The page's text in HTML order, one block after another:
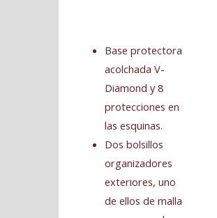
Base protectora
acolchada V-
Diamond y 8
protecciones en
las esquinas.
Dos bolsillos
organizadores
exteriores, uno
de ellos de malla